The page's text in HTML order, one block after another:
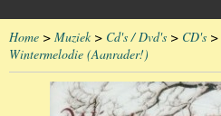
Home > Muziek> Cd's / Dvd's > CD's >
Wintermelodie (Aanrader!)